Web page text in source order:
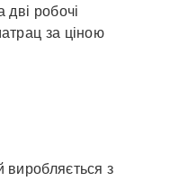
дві робочі
за ціною
виробляється з